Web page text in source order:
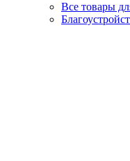
Все товары